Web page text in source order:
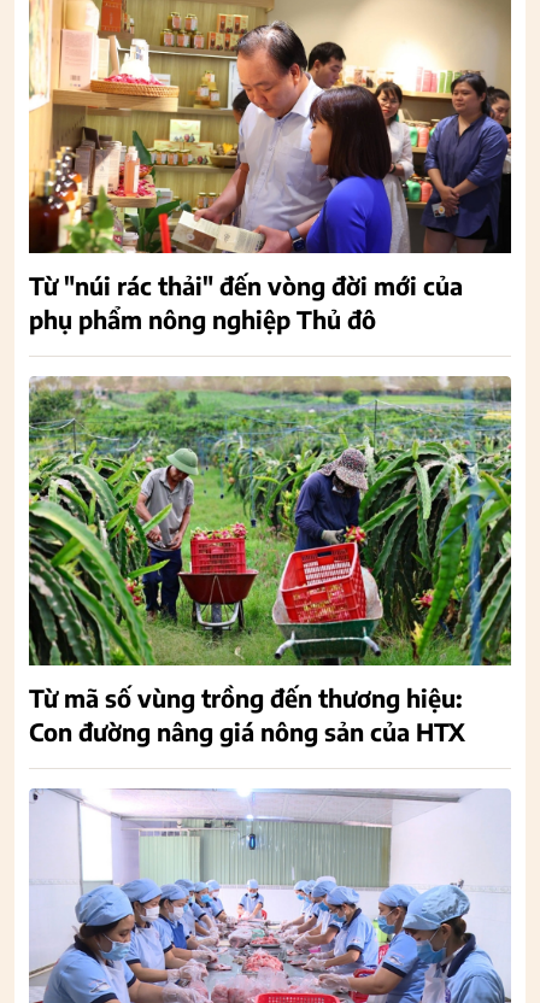
Từ "núi rác thải" đến vòng đời mới của
phụ phẩm nông nghiệp Thủ đô
Từ mã số vùng trồng đến thương hiệu:
Con đường nâng giá nông sản của HTX